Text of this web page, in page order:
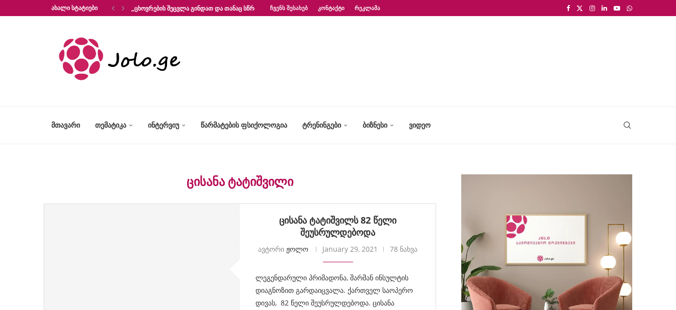
ᲐᲮᲐᲚᲘ ᲡᲢᲐᲢᲘᲔᲑᲘ „ᲪᲮᲝᲕᲠᲔᲑᲘᲡ ᲨᲔᲪᲕᲚᲐ ᲒᲘᲜᲓᲐᲗ ᲓᲐ ᲗᲐᲜᲐᲪ ᲡᲬᲠᲐᲤᲐᲓ?“ – ᲤᲡᲘᲥᲝᲚᲝᲒᲘᲡ...
ᲩᲕᲔᲜᲡ ᲨᲔᲡᲐᲮᲔᲑ ᲙᲝᲜᲢᲐᲥᲢᲘ ᲠᲔᲙᲚᲐᲛᲐ
ᲛᲗᲐᲕᲐᲠᲘ ᲗᲔᲛᲐᲢᲘᲙᲐ ᲘᲜᲢᲔᲠᲕᲘᲣ ᲬᲐᲠᲛᲐᲢᲔᲑᲘᲡ ᲤᲡᲘᲥᲝᲚᲝᲒᲘᲐ ᲢᲠᲔᲜᲘᲜᲒᲔᲑᲘ ᲑᲘᲖᲜᲔᲡᲘ ᲕᲘᲓᲔᲝ
ᲪᲘᲡᲐᲜᲐ ᲢᲐᲢᲘᲨᲕᲘᲚᲘ
ცისანა ტატიშვილს 82 წელი
შეუსრულდებოდა
ავტორიჟოლო January 29, 2021 78 ნახვა
ლეგენდარული პრიმადონა, შარშან ინსულტის
დიაგნოზით გარდაიცვალა. ქართველ საოპერო
დივას, 82 წელი შეუსრულდებოდა. ცისანა